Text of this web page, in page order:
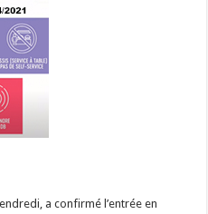
a confirmé l’entrée en